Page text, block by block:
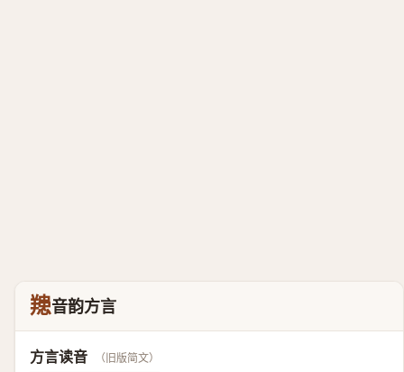
䍺音韵方言
方言读音 （旧版简文）